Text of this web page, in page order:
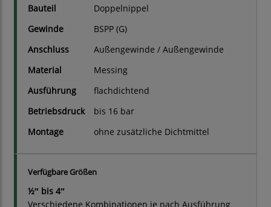
Bauteil
Doppelnippel
Gewinde
BSPP (G)
Anschluss
Außengewinde / Außengewinde
Material
Messing
Ausführung
flachdichtend
Betriebsdruck
bis 16 bar
Montage
ohne zusätzliche Dichtmittel
Verfügbare Größen
½″ bis 4″
Verschiedene Kombinationen je nach Ausführung